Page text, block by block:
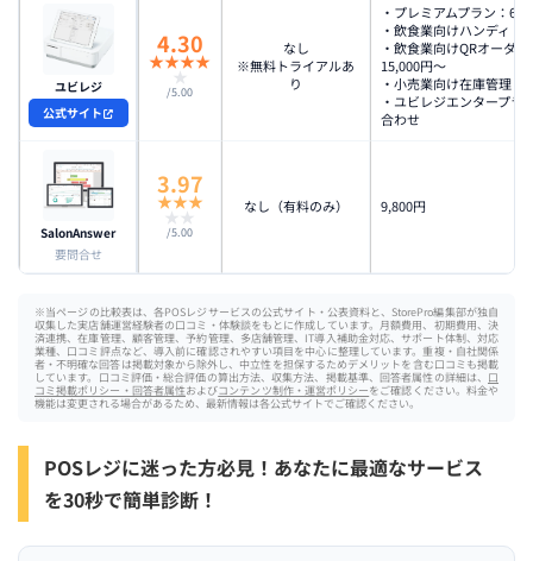
ユビレジ
公式サイト
4.30
★★★★
★
/5.00
なし
※無料トライアルあ
り
・プレミアムプラン：
・飲食業向けハンディ：
・飲食業向けQRオーダ
15,000円〜
・小売業向け在庫管理：
・ユビレジエンタープラ
合わせ
SalonAnswer
要問合せ
3.97
★★★
★ ★
/5.00
なし（有料のみ） 9,800円
※当ページの比較表は、各POSレジサービスの公式サイト・公表資料と、StorePro編集部が独自
収集した実店舗運営経験者の口コミ・体験談をもとに作成しています。月額費用、初期費用、決
済連携、在庫管理、顧客管理、予約管理、多店舗管理、IT導入補助金対応、サポート体制、対応
業種、口コミ評点など、導入前に確認されやすい項目を中心に整理しています。重複・自社関係
者・不明確な回答は掲載対象から除外し、中立性を担保するためデメリットを含む口コミも掲載
しています。口コミ評価・総合評価の算出方法、収集方法、掲載基準、回答者属性の詳細は、 口
コミ掲載ポリシー・回答者属性およびコンテンツ制作・運営ポリシーをご確認ください。料金や
機能は変更される場合があるため、最新情報は各公式サイトでご確認ください。
POSレジに迷った方必見！あなたに最適なサービス
を30秒で簡単診断！